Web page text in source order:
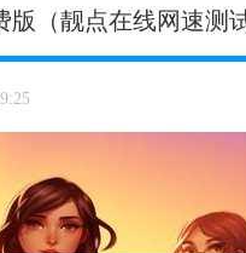
（靓点在线网速测